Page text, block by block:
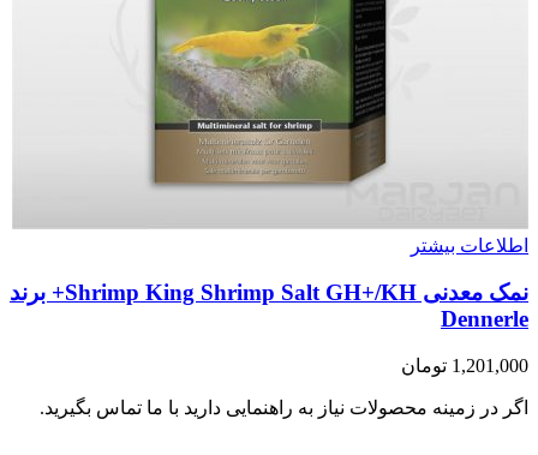
اطلاعات بیشتر
نمک معدنی Shrimp King Shrimp Salt GH+/KH+ برند
Dennerle
1,201,000 تومان
اگر در زمینه محصولات نیاز به راهنمایی دارید با ما تماس بگیرید.